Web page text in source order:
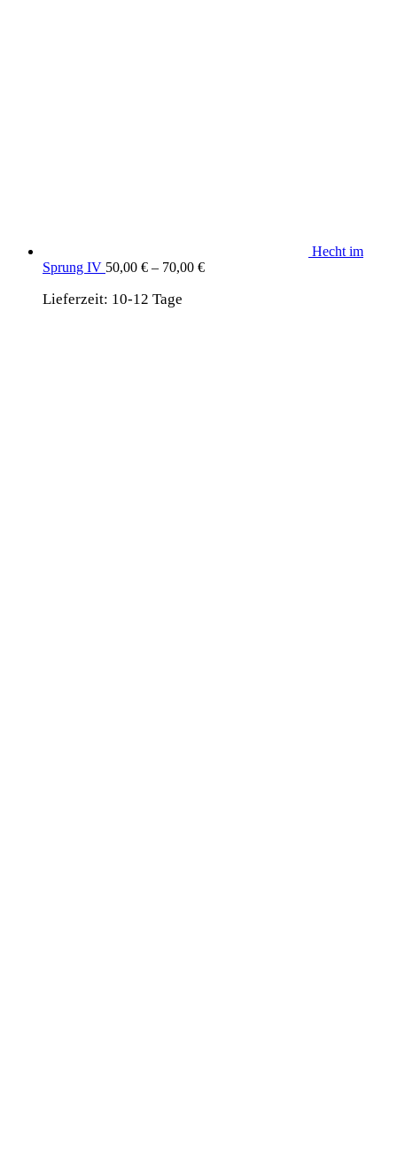
Hecht im
Sprung IV 50,00 € – 70,00 €
Lieferzeit: 10-12 Tage